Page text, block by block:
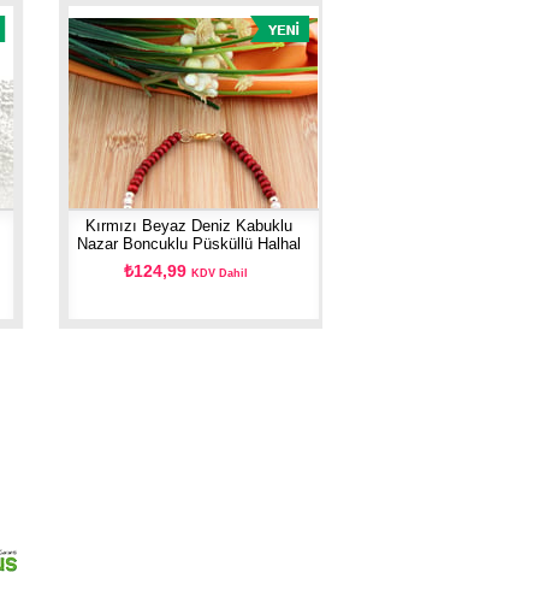
Kırmızı Beyaz Deniz Kabuklu
Nazar Boncuklu Püsküllü Halhal
₺124,99KDV Dahil